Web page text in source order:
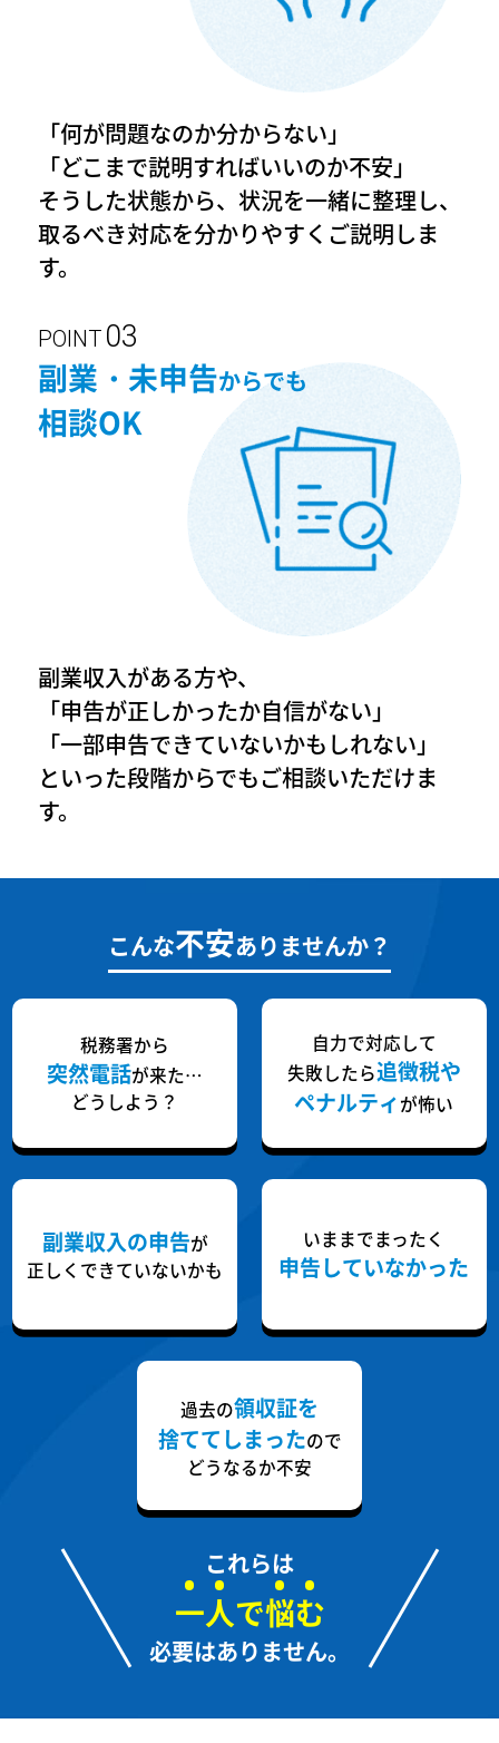
「何が問題なのか分からない」
「どこまで説明すればいいのか不安」
そうした状態から、状況を一緒に整理し、
取るべき対応を分かりやすくご説明しま
す。
POINT
副業・未申告からでも
相談OK
副業収入がある方や、
「申告が正しかったか自信がない」
「一部申告できていないかもしれない」
といった段階からでもご相談いただけま
す。
こんな不安ありませんか？
税務署から
突然電話が来た…
どうしよう？
自力で対応して
失敗したら追徴税や
ペナルティが怖い
副業収入の申告が
正しくできていないかも
いままでまったく
申告していなかった
過去の領収証を
捨ててしまったので
どうなるか不安
これらは
一人で悩む
必要はありません。